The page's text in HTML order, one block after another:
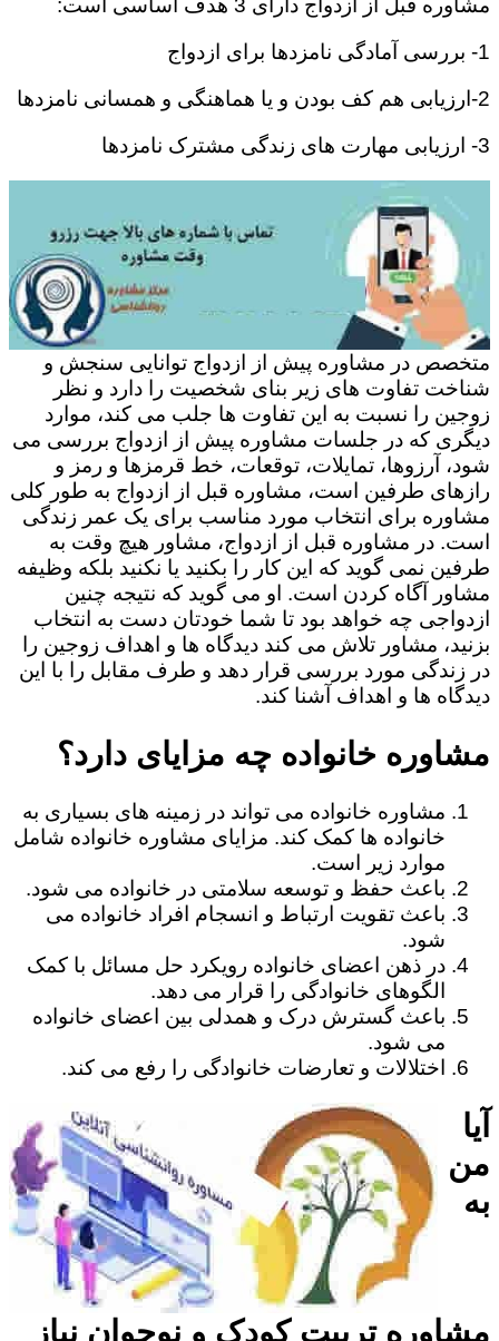
مشاوره قبل از ازدواج دارای 3 هدف اساسی است:
1- بررسی آمادگی نامزدها برای ازدواج
2-ارزیابی هم کف بودن و یا هماهنگی و همسانی نامزدها
3- ارزیابی مهارت های زندگی مشترک نامزدها
متخصص در مشاوره پیش از ازدواج توانایی سنجش و
شناخت تفاوت های زیر بنای شخصیت را دارد و نظر
زوجین را نسبت به این تفاوت ها جلب می کند، موارد
دیگری که در جلسات مشاوره پیش از ازدواج بررسی می
شود، آرزوها، تمایلات، توقعات، خط قرمزها و رمز و
رازهای طرفین است، مشاوره قبل از ازدواج به طور کلی
مشاوره برای انتخاب مورد مناسب برای یک عمر زندگی
است. در مشاوره قبل از ازدواج، مشاور هیچ وقت به
طرفین نمی گوید که این کار را بکنید یا نکنید بلکه وظیفه
مشاور آگاه کردن است. او می گوید که نتیجه چنین
ازدواجی چه خواهد بود تا شما خودتان دست به انتخاب
بزنید، مشاور تلاش می کند دیدگاه ها و اهداف زوجین را
در زندگی مورد بررسی قرار دهد و طرف مقابل را با این
دیدگاه ها و اهداف آشنا کند.
مشاوره خانواده چه مزایای دارد؟
مشاوره خانواده می تواند در زمینه های بسیاری به
خانواده ها کمک کند. مزایای مشاوره خانواده شامل
موارد زیر است.
باعث حفظ و توسعه سلامتی در خانواده می شود.
باعث تقویت ارتباط و انسجام افراد خانواده می
شود.
در ذهن اعضای خانواده رویکرد حل مسائل با کمک
الگوهای خانوادگی را قرار می دهد.
باعث گسترش درک و همدلی بین اعضای خانواده
می شود.
اختلالات و تعارضات خانوادگی را رفع می کند.
آیا
من
به
مشاوره تربیت کودک و نوجوان نیاز